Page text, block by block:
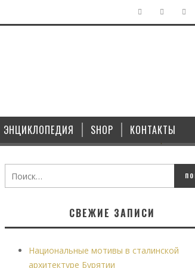
ЭНЦИКЛОПЕДИЯ SHOP КОНТАКТЫ
СТИЛЕ В ВЫКСЕ
18.10.2021
СВЕЖИЕ ЗАПИСИ
Национальные мотивы в сталинской
архитектуре Бурятии